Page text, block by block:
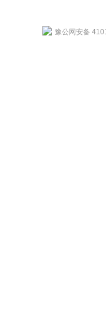
豫公网安备